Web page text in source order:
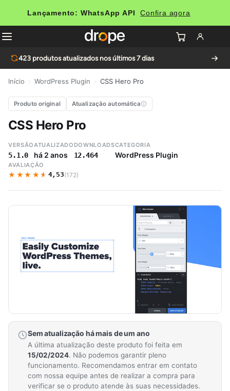
Lançamento: WhatsApp API Confira agora
423 produtos atualizados nos últimos 7 dias
Início WordPress Plugin CSS Hero Pro
Produto original Atualização automática
CSS Hero Pro
VERSÃO
5.1.0
ATUALIZADO
há 2 anos
DOWNLOADS
12.464
CATEGORIA
WordPress Plugin
AVALIAÇÃO
★★★★★
★★★★★ 4,53(172)
Sem atualização há mais de um ano
A última atualização deste produto foi feita em
15/02/2024. Não podemos garantir pleno
funcionamento. Recomendamos entrar em contato
com nossa equipe antes de realizar a compra para
verificar se o produto atende às suas necessidades.